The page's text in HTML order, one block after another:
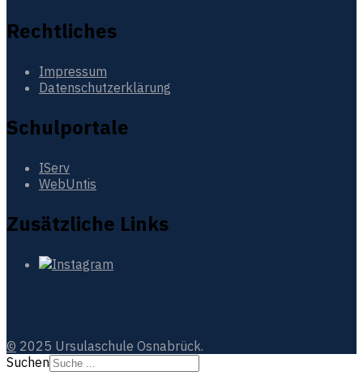
Rechtliches
Impressum
Datenschutzerklärung
Schulportale
IServ
WebUntis
Zusätzliche Links
© 2025 Ursulaschule Osnabrück.
Suchen